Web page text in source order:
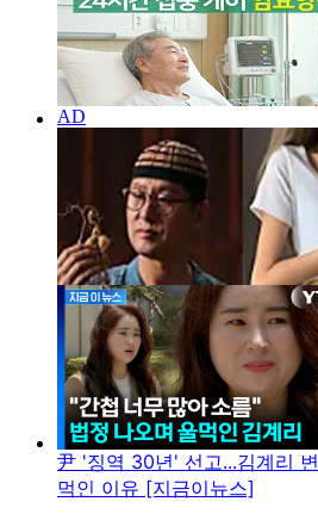
尹 '징역 30년' 선고...김계리
먹인 이유 [지금이뉴스]